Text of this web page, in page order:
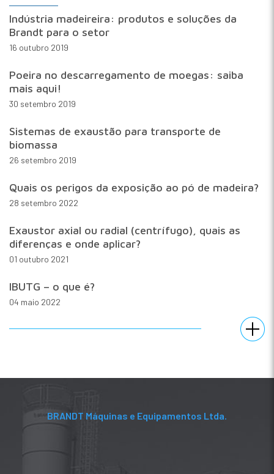
Indústria madeireira: produtos e soluções da
Brandt para o setor
16 outubro 2019
Poeira no descarregamento de moegas: saiba
mais aqui!
30 setembro 2019
Sistemas de exaustão para transporte de
biomassa
26 setembro 2019
Quais os perigos da exposição ao pó de madeira?
28 setembro 2022
Exaustor axial ou radial (centrífugo), quais as
diferenças e onde aplicar?
01 outubro 2021
IBUTG – o que é?
04 maio 2022
BRANDT Máquinas e Equipamentos Ltda.